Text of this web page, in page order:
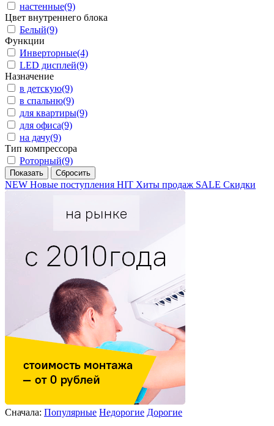
настенные(9)
Цвет внутреннего блока
Белый(9)
Функции
Инверторные(4)
LED дисплей(9)
Назначение
в детскую(9)
в спальню(9)
для квартиры(9)
для офиса(9)
на дачу(9)
Тип компрессора
Роторный(9)
NEW Новые поступления HIT Хиты продаж SALE Скидки
Сначала: Популярные Недорогие Дорогие